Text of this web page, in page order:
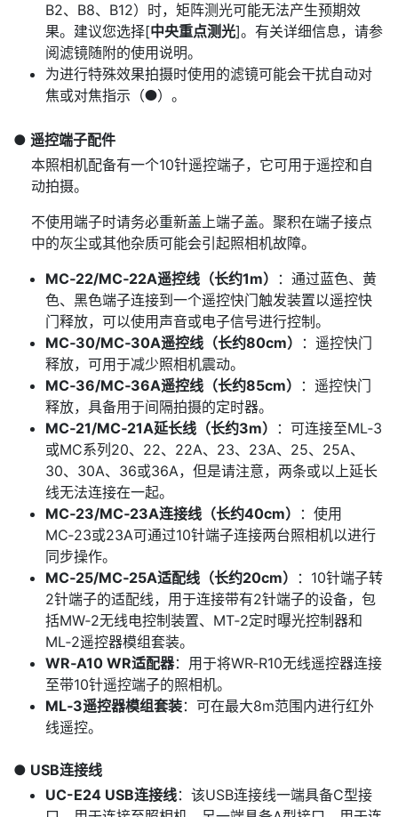
B2、B8、B12）时，矩阵测光可能无法产生预期效
果。建议您选择[中央重点测光]。有关详细信息，请参
阅滤镜随附的使用说明。
为进行特殊效果拍摄时使用的滤镜可能会干扰自动对
焦或对焦指示（I）。
遥控端子配件
本照相机配备有一个10针遥控端子，它可用于遥控和自
动拍摄。
不使用端子时请务必重新盖上端子盖。聚积在端子接点
中的灰尘或其他杂质可能会引起照相机故障。
MC‑22/MC‑22A遥控线（长约1m）
：通过蓝色、黄
色、黑色端子连接到一个遥控快门触发装置以遥控快
门释放，可以使用声音或电子信号进行控制。
MC‑30/MC‑30A遥控线（长约80cm）
：遥控快门
释放，可用于减少照相机震动。
MC‑36/MC‑36A遥控线（长约85cm）
：遥控快门
释放，具备用于间隔拍摄的定时器。
MC‑21/MC‑21A延长线（长约3m）
：可连接至ML‑3
或MC系列20、22、22A、23、23A、25、25A、
30、30A、36或36A，但是请注意，两条或以上延长
线无法连接在一起。
MC‑23/MC‑23A连接线（长约40cm）
：使用
MC‑23或23A可通过10针端子连接两台照相机以进行
同步操作。
MC‑25/MC‑25A适配线（长约20cm）
：10针端子转
2针端子的适配线，用于连接带有2针端子的设备，包
括MW‑2无线电控制装置、MT‑2定时曝光控制器和
ML‑2遥控器模组套装。
WR‑A10 WR适配器：用于将WR‑R10无线遥控器连接
至带10针遥控端子的照相机。
ML‑3遥控器模组套装：可在最大8m范围内进行红外
线遥控。
USB连接线
UC-E24 USB连接线：该USB连接线一端具备C型接